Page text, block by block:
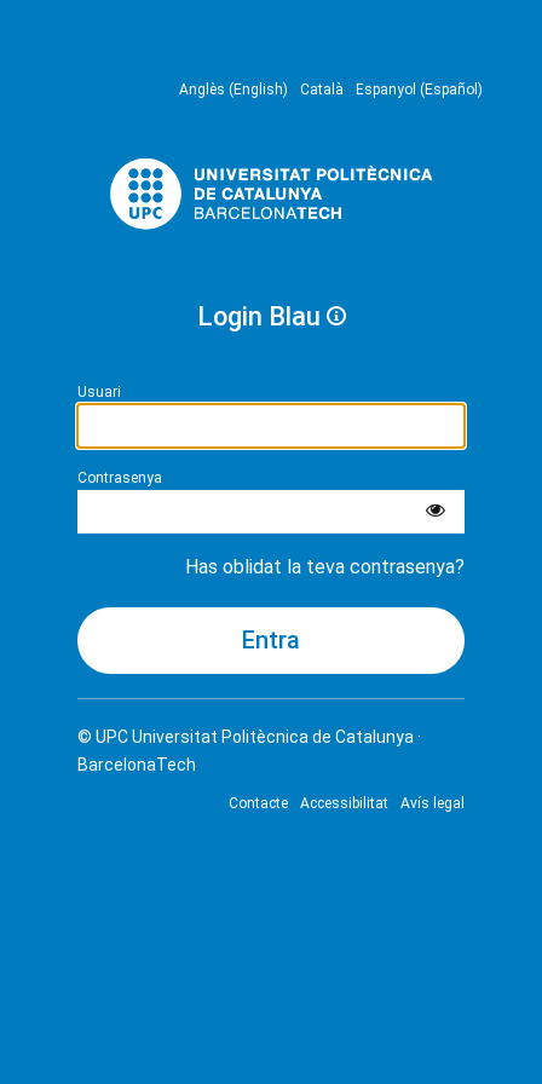
Anglès (English) Català Espanyol (Español)
Login Blau
Usuari
Contrasenya
Has oblidat la teva contrasenya?
© UPCUniversitat Politècnica de Catalunya ·
BarcelonaTech
Contacte Accessibilitat Avís legal